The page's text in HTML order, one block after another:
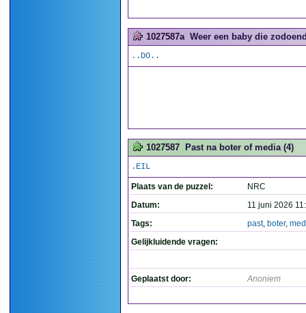
1027587a Weer een baby die
..DO..
1027587 Past na boter of media (4)
.EIL
Plaats van de puzzel:
NRC
Datum:
11 juni 2026
Tags:
past, boter,
Gelijkluidende vragen:
Geplaatst door: Anoniem